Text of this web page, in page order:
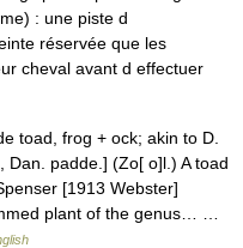
: une piste d
réservée que les
cheval avant d effectuer
toad, frog + ock; akin to D.
Dan. padde.] (Zo[ o]l.) A toad
[1913 Webster]
plant of the genus… …